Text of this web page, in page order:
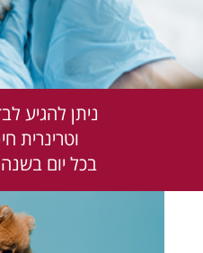
ניתן להגיע
וטרינרית חינם
בכל יום